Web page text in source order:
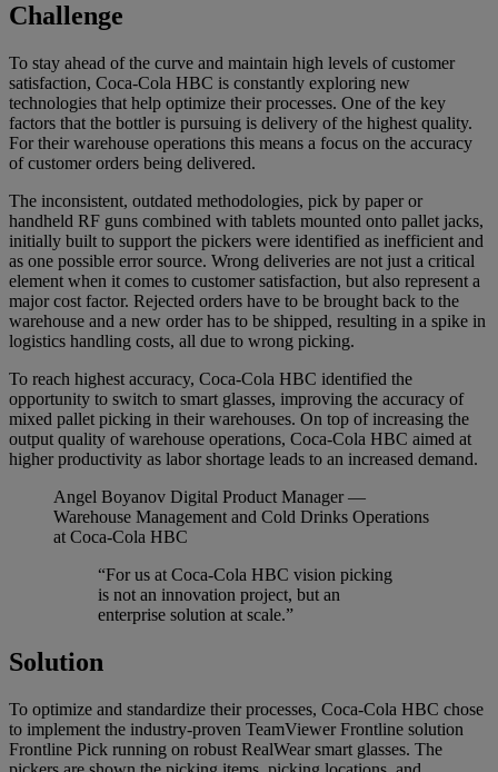
Challenge
To stay ahead of the curve and maintain high levels of customer
satisfaction, Coca-Cola HBC is constantly exploring new
technologies that help optimize their processes. One of the key
factors that the bottler is pursuing is delivery of the highest quality.
For their warehouse operations this means a focus on the accuracy
of customer orders being delivered.
The inconsistent, outdated methodologies, pick by paper or
handheld RF guns combined with tablets mounted onto pallet jacks,
initially built to support the pickers were identified as inefficient and
as one possible error source. Wrong deliveries are not just a critical
element when it comes to customer satisfaction, but also represent a
major cost factor. Rejected orders have to be brought back to the
warehouse and a new order has to be shipped, resulting in a spike in
logistics handling costs, all due to wrong picking.
To reach highest accuracy, Coca-Cola HBC identified the
opportunity to switch to smart glasses, improving the accuracy of
mixed pallet picking in their warehouses. On top of increasing the
output quality of warehouse operations, Coca-Cola HBC aimed at
higher productivity as labor shortage leads to an increased demand.
Angel Boyanov Digital Product Manager —
Warehouse Management and Cold Drinks Operations
at Coca-Cola HBC
“For us at Coca-Cola HBC vision picking
is not an innovation project, but an
enterprise solution at scale.”
Solution
To optimize and standardize their processes, Coca-Cola HBC chose
to implement the industry-proven TeamViewer Frontline solution
Frontline Pick running on robust RealWear smart glasses. The